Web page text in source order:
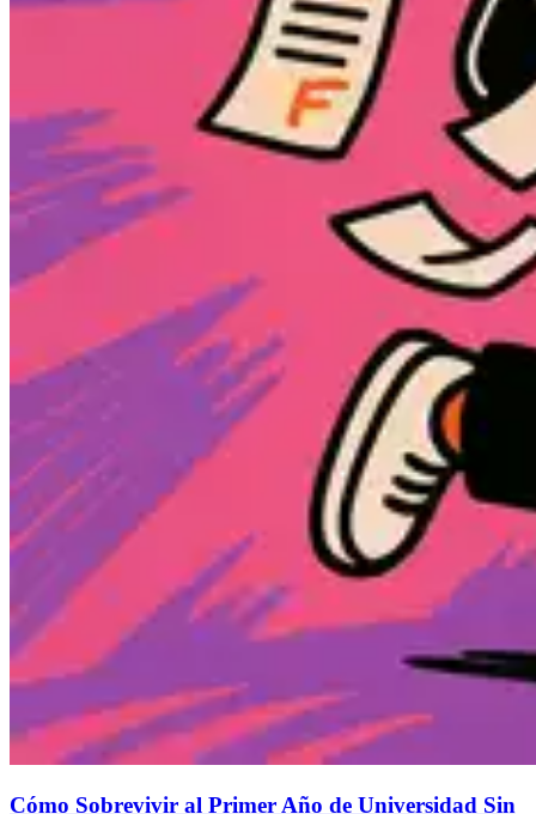
Cómo Sobrevivir al Primer Año de Universidad Sin